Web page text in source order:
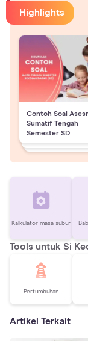
Highlights
Contoh Soal
Sumatif Tengah
Semester SD
Kalkulator masa subur
Tools untuk Si
Pertumbuhan
Artikel Terkait